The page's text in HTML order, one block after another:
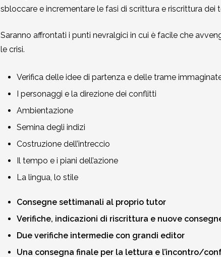
sbloccare e incrementare le fasi di scrittura e riscrittura dei
Saranno affrontati i punti nevralgici in cui è facile che
le crisi.
Verifica delle idee di partenza e delle trame
I personaggi e la direzione dei conflitti
Ambientazione
Semina degli indizi
Costruzione dell’intreccio
Il tempo e i piani dell’azione
La lingua, lo stile
Consegne settimanali al proprio tutor
Verifiche, indicazioni di riscrittura e nuove
Due verifiche intermedie con grandi editor
Una consegna finale per la lettura e l’incontro/